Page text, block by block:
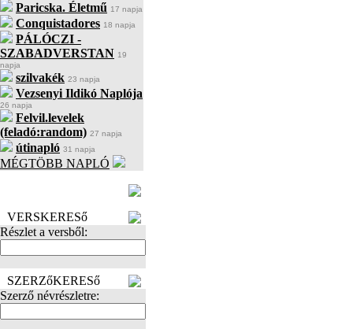
Paricska. Életmű 17 napja
Conquistadores 18 napja
PÁLÓCZI -
SZABADVERSTAN 19
napja
szilvakék 23 napja
Vezsenyi Ildikó Naplója
26 napja
Felvil.levelek
(feladó:random) 27 napja
útinapló 31 napja
MÉGTÖBB NAPLÓ
VERSKERESő
Részlet a versből:
SZERZőKERESő
Szerző névrészletre: